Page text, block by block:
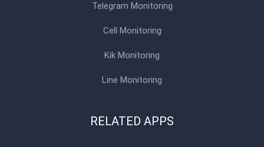
Telegram Monitoring
Cell Monitoring
Kik Monitoring
Line Monitoring
RELATED APPS